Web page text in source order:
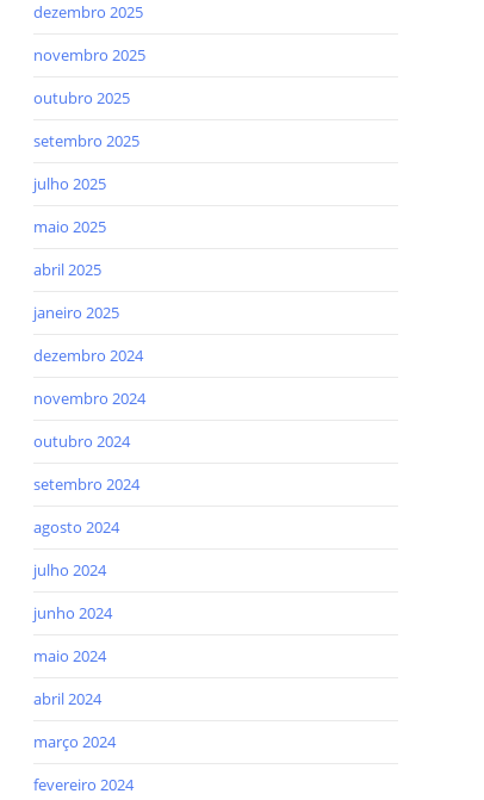
dezembro 2025
novembro 2025
outubro 2025
setembro 2025
julho 2025
maio 2025
abril 2025
janeiro 2025
dezembro 2024
novembro 2024
outubro 2024
setembro 2024
agosto 2024
julho 2024
junho 2024
maio 2024
abril 2024
março 2024
fevereiro 2024